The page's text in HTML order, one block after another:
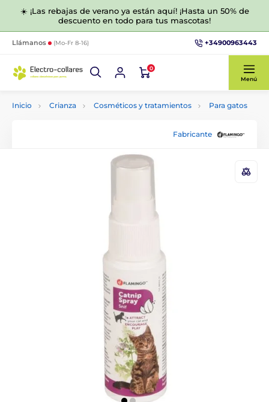
☀️ ¡Las rebajas de verano ya están aquí! ¡Hasta un 50% de
descuento en todo para tus mascotas!
Llámanos (Mo-Fr 8-16) +34900963443
0
Menú
Inicio Crianza Cosméticos y tratamientos Para gatos
Fabricante